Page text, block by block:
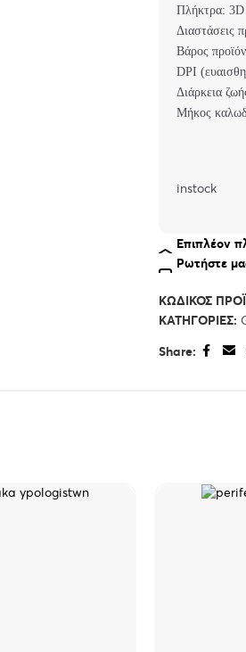
Πλήκτρα: 3D
Διαστάσεις
Βάρος
DPI
Διάρκεια
Μήκος
instock
Επιπλέον
Ρωτήστε
ΚΩΔΙΚΌΣ
ΚΑΤΗΓΟΡΊΕΣ:
Share: